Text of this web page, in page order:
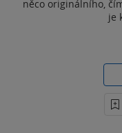
něco originálního,
je